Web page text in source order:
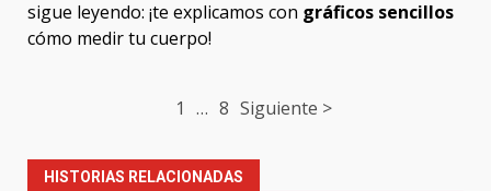
sigue leyendo: ¡te explicamos con gráficos sencillos
cómo medir tu cuerpo!
1 … 8 Siguiente >
HISTORIAS RELACIONADAS